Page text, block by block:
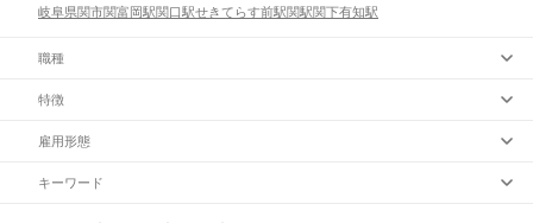
岐阜県関市関富岡駅関口駅せきてらす前駅関駅関下有知駅
職種
特徴
雇用形態
キーワード